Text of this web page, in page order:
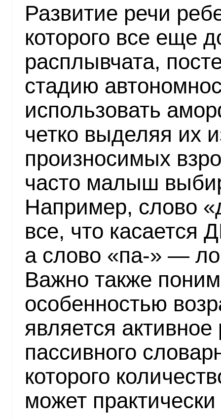
Развитие речи
которого все еще
расплывчата,
стадию
использовать
четко выделяя их
произносимых
часто малыш
Например, слово
все, что
а слово «па-» —
Важно также
особенностью
является
пассивного
которого
может